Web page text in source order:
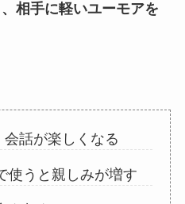
相手に軽いユーモアを
話が楽しくなる
使うと親しみが増す